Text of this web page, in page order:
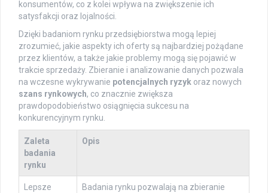
konsumentów, co z kolei wpływa na zwiększenie ich
satysfakcji oraz lojalności.
Dzięki badaniom rynku przedsiębiorstwa mogą lepiej
zrozumieć, jakie aspekty ich oferty są najbardziej pożądane
przez klientów, a także jakie problemy mogą się pojawić w
trakcie sprzedaży. Zbieranie i analizowanie danych pozwala
na wczesne wykrywanie potencjalnych ryzyk oraz nowych
szans rynkowych, co znacznie zwiększa
prawdopodobieństwo osiągnięcia sukcesu na
konkurencyjnym rynku.
Zaleta
badania
rynku
Opis
Lepsze
Badania rynku pozwalają na zbieranie